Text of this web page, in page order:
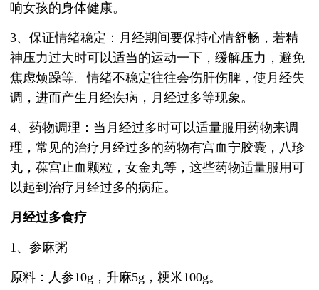
响女孩的身体健康。
3、保证情绪稳定：月经期间要保持心情舒畅，若精
神压力过大时可以适当的运动一下，缓解压力，避免
焦虑烦躁等。情绪不稳定往往会伤肝伤脾，使月经失
调，进而产生月经疾病，月经过多等现象。
4、药物调理：当月经过多时可以适量服用药物来调
理，常见的治疗月经过多的药物有宫血宁胶囊，八珍
丸，葆宫止血颗粒，女金丸等，这些药物适量服用可
以起到治疗月经过多的病症。
月经过多食疗
1、参麻粥
原料：人参10g，升麻5g，粳米100g。